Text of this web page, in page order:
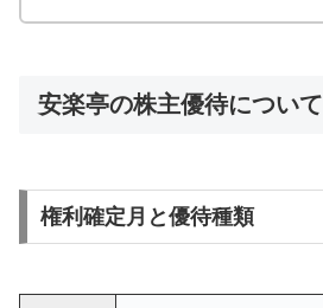
安楽亭の株主優待について
権利確定月と優待種類